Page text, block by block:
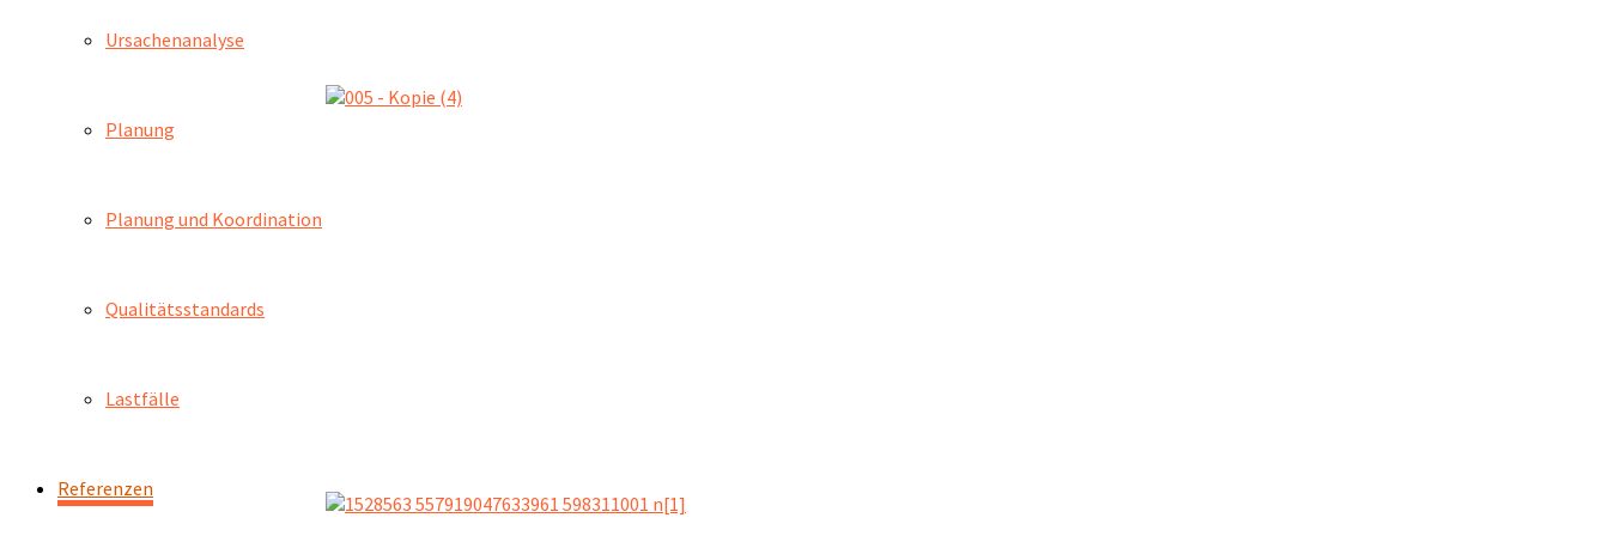
Ursachenanalyse
Planung
Planung und Koordination
Qualitätsstandards
Lastfälle
Referenzen